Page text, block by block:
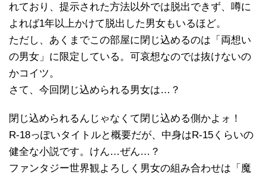
れており、提示された方法以外では脱出できず、噂に
よれば1年以上かけて脱出した男女もいるほど。
ただし、あくまでこの部屋に閉じ込めるのは「両想い
の男女」に限定している。可哀想なのでは抜けないの
かコイツ。
さて、今回閉じ込められる男女は…？
閉じ込められるんじゃなくて閉じ込める側かよォ！
R-18っぽいタイトルと概要だが、中身はR-15くらいの
健全な小説です。けん…ぜん…？
ファンタジー世界観よろしく男女の組み合わせは「魔